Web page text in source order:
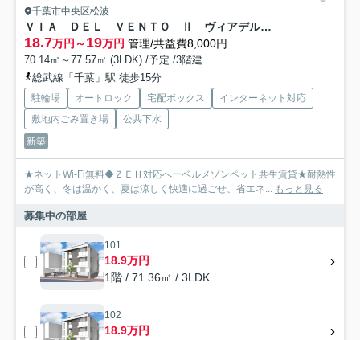
千葉市中央区松波
ＶＩＡ ＤＥＬ ＶＥＮＴＯ Ⅱ ヴィアデルヴェントツー
18.7万円～19万円 管理/共益費8,000円
70.14㎡～77.57㎡ (3LDK) /予定 /3階建
総武線「千葉」駅 徒歩15分
駐輪場 オートロック 宅配ボックス
インターネット対応
敷地内ごみ置き場
公共下水
新築
★ネットWi-Fi無料◆ＺＥＨ対応へーベルメゾンペット共生賃貸★耐熱性
が高く、冬は温かく、夏は涼しく快適に過ごせ、省エネ... もっと見る
募集中の部屋
101
18.9万円
1階 / 71.36㎡ / 3LDK
102
18.9万円